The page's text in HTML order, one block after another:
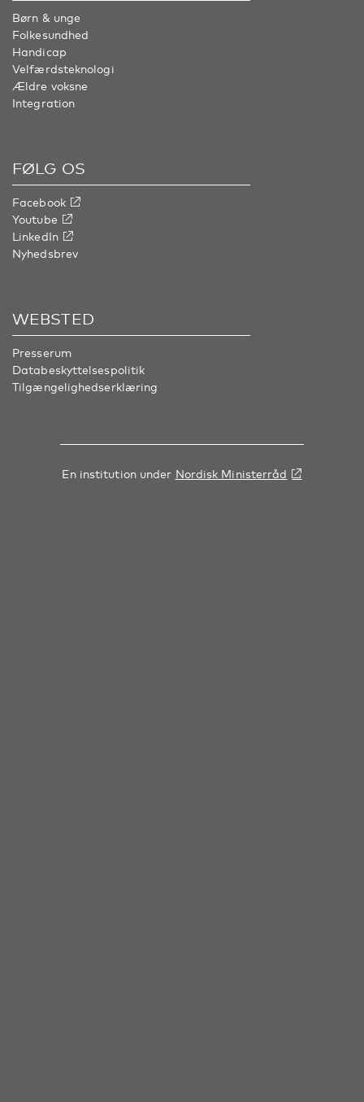
Børn & unge
Folkesundhed
Handicap
Velfærdsteknologi
Ældre voksne
Integration
FØLG OS
Facebook
Youtube
LinkedIn
Nyhedsbrev
WEBSTED
Presserum
Databeskyttelsespolitik
Tilgængelighedserklæring
En institution under Nordisk Ministerråd